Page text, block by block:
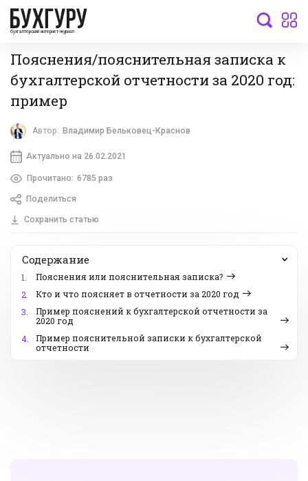
бухгалтерский интернет-журнал
Пояснения/пояснительная записка к
бухгалтерской отчетности за 2020 год:
пример
Автор: Владимир Бельковец-Краснов
Актуально на 26.02.2021
Прочитано: 6785 раз
Поделиться
Сохранить статью
Содержание
1.
Пояснения или пояснительная записка?
2.
Кто и что поясняет в отчетности за 2020 год
3.
Пример пояснений к бухгалтерской отчетности за
2020 год
4.
Пример пояснительной записки к бухгалтерской
отчетности